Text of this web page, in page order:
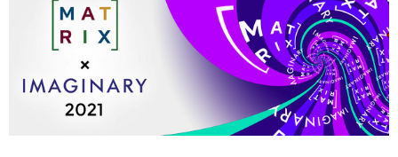
Español
Türkçe
Filme
Texte
Ausstellungen
Mehr...
Neues Benutzerkonto erstellen
Neues Passwort anfordern
IMAGINARY
online
gathering